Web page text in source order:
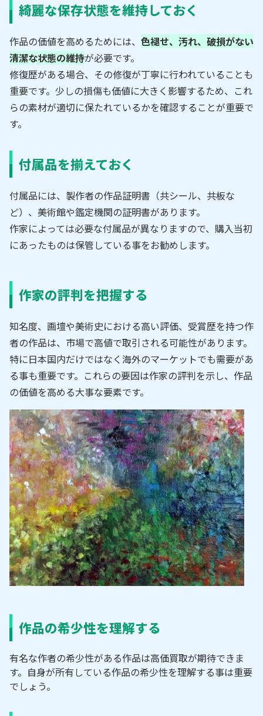
綺麗な保存状態を維持しておく
作品の価値を高めるためには、 色褪せ、汚れ、破損がない
清潔な状態の維持が必要です。
修復歴がある場合、その修復が丁寧に行われていることも
重要です。少しの損傷も価値に大きく影響するため、これ
らの素材が適切に保たれているかを確認することが重要で
す。
付属品を揃えておく
付属品には、製作者の作品証明書（共シール、共板な
ど）、美術館や鑑定機関の証明書があります。
作家によっては必要な付属品が異なりますので、購入当初
にあったものは保管している事をお勧めします。
作家の評判を把握する
知名度、画壇や美術史における高い評価、受賞歴を持つ作
者の作品は、市場で高値で取引される可能性があります。
特に日本国内だけではなく海外のマーケットでも需要があ
る事も重要です。これらの要因は作家の評判を示し、作品
の価値を高める大事な要素です。
作品の希少性を理解する
有名な作者の希少性がある作品は高価買取が期待できま
す。自身が所有している作品の希少性を理解する事は重要
でしょう。